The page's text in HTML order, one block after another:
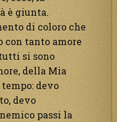
è giunta.
di coloro che
con tanto amore
si sono
della Mia
devo
devo
passi la